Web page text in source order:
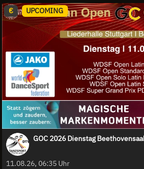
€ UPCOMING
GOC 2026 Dienstag
11.08.26, 06:35 Uhr